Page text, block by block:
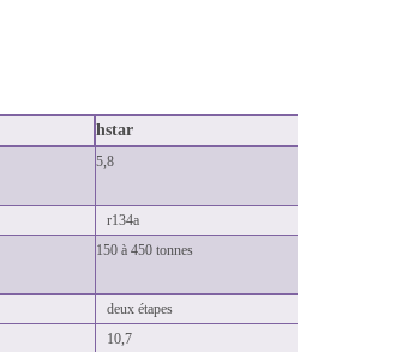
hstar
5,8
r134a
150 à 450 tonnes
deux étapes
10,7